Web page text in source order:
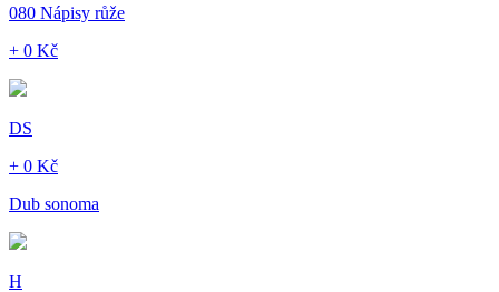
080 Nápisy růže
+ 0 Kč
DS
+ 0 Kč
Dub sonoma
H